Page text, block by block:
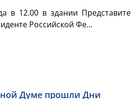
в 12.00 в здании
Российской Фе...
Думе прошли Дни